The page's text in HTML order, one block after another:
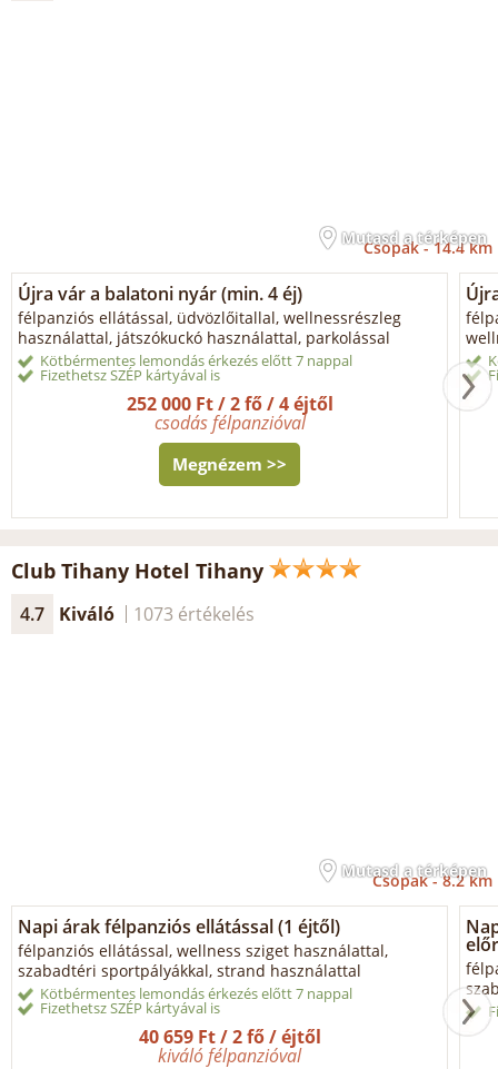
Mutasd a térképen
Csopak -14.4 km
Újra vár a balatoni nyár (min. 4 éj)
félpanziós ellátással, üdvözlőitallal, wellnessrészleg
használattal, játszókuckó használattal, parkolással
Kötbérmentes lemondás érkezés előtt 7 nappal
Fizethetsz SZÉP kártyával is
252 000 Ft / 2 fő / 4 éjtől
csodás félpanzióval
Megnézem >>
Club Tihany Hotel Tihany
4.7 Kiváló 1073 értékelés
Mutasd a térképen
Csopak -8.2 km
Napi árak félpanziós ellátással (1 éjtől)
félpanziós ellátással, wellness sziget használattal,
szabadtéri sportpályákkal, strand használattal
Kötbérmentes lemondás érkezés előtt 7 nappal
Fizethetsz SZÉP kártyával is
40 659 Ft / 2 fő / éjtől
kiváló félpanzióval